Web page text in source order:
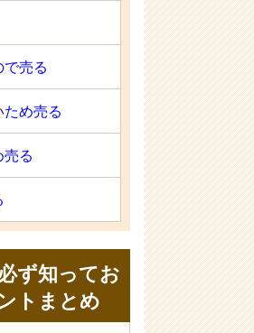
売る
め売る
る
ず知ってお
トまとめ